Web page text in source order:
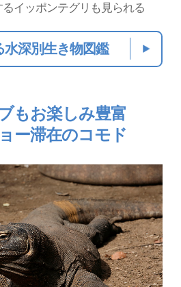
イッポンテグリも見られる
水深別生き物図鑑
もお楽しみ豊富
ー滞在のコモド